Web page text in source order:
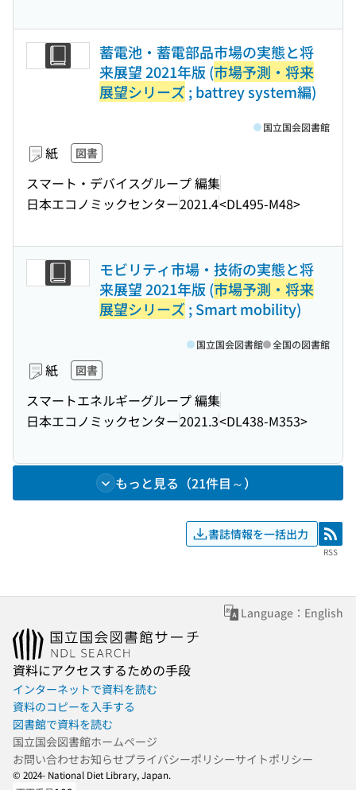
蓄電池・蓄電部品市場の実態と将
来展望 2021年版 (市場予測・将来
展望シリーズ ; battrey system編)
紙 図書
スマート・デバイスグループ 編集
日本エコノミックセンター2021.4<DL495-M48>
国立国会図書館
モビリティ市場・技術の実態と将
来展望 2021年版 (市場予測・将来
展望シリーズ ; Smart mobility)
紙 図書
スマートエネルギーグループ 編集
日本エコノミックセンター2021.3<DL438-M353>
国立国会図書館 全国の図書館
もっと見る（21件目～）
書誌情報を一括出力 RSS
RSS
Language：English
資料にアクセスするための手段
インターネットで資料を読む
資料のコピーを入手する
図書館で資料を読む
国立国会図書館ホームページ
お問い合わせお知らせプライバシーポリシーサイトポリシー
© 2024- National Diet Library, Japan.